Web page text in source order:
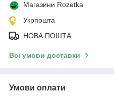
Магазини Rozetka
Укрпошта
НОВА ПОШТА
Всі умови доставки
Умови оплати